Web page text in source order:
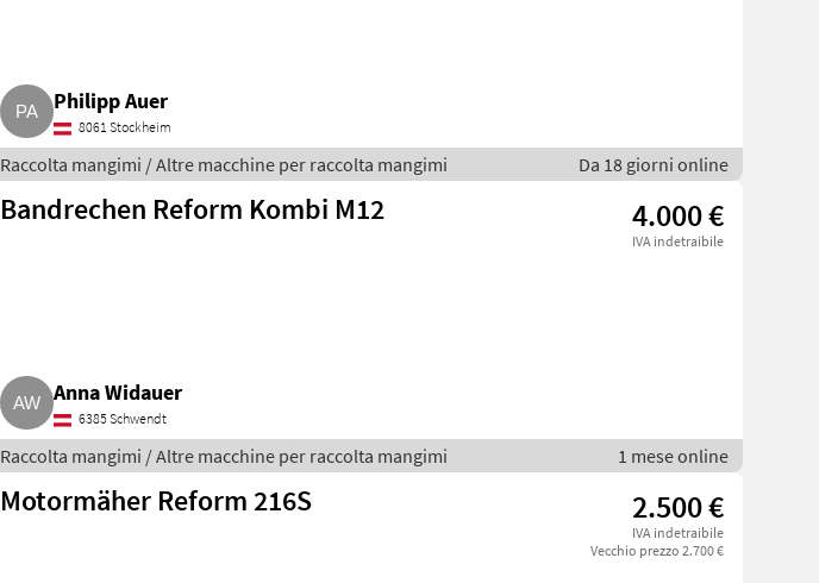
Philipp Auer
8061 Stockheim
Raccolta mangimi / Altre macchine per raccolta mangimi Da 18 giorni online
Bandrechen Reform Kombi M12 4.000 €
IVA indetraibile
Anna Widauer
6385 Schwendt
Raccolta mangimi / Altre macchine per raccolta mangimi 1 mese online
Motormäher Reform 216S 2.500 €
IVA indetraibile
Vecchio prezzo 2.700 €